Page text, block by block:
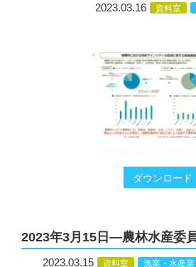
2023.03.16 資料室
ダウンロード
2023年3月15日―農林水産委
2023.03.15 資料室 漁業・水産業